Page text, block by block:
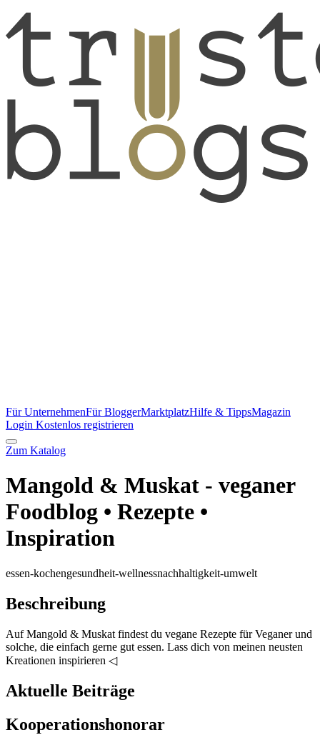
Für UnternehmenFür BloggerMarktplatzHilfe & TippsMagazin
Login Kostenlos registrieren
Zum Katalog
Mangold & Muskat - veganer
Foodblog • Rezepte •
Inspiration
essen-kochengesundheit-wellnessnachhaltigkeit-umwelt
Beschreibung
Auf Mangold & Muskat findest du vegane Rezepte für Veganer und
solche, die einfach gerne gut essen. Lass dich von meinen neusten
Kreationen inspirieren ◁
Aktuelle Beiträge
Kooperationshonorar